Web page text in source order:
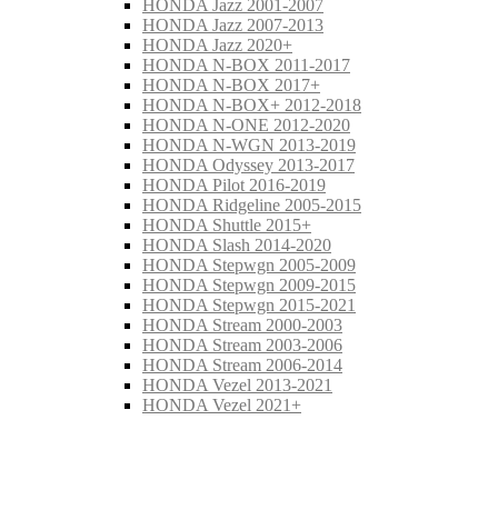
HONDA Jazz 2001-2007
HONDA Jazz 2007-2013
HONDA Jazz 2020+
HONDA N-BOX 2011-2017
HONDA N-BOX 2017+
HONDA N-BOX+ 2012-2018
HONDA N-ONE 2012-2020
HONDA N-WGN 2013-2019
HONDA Odyssey 2013-2017
HONDA Pilot 2016-2019
HONDA Ridgeline 2005-2015
HONDA Shuttle 2015+
HONDA Slash 2014-2020
HONDA Stepwgn 2005-2009
HONDA Stepwgn 2009-2015
HONDA Stepwgn 2015-2021
HONDA Stream 2000-2003
HONDA Stream 2003-2006
HONDA Stream 2006-2014
HONDA Vezel 2013-2021
HONDA Vezel 2021+